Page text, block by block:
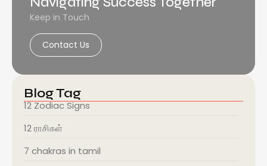
Keep in Touch
Contact Us
Blog Tag
12 Zodiac Signs
12 ராசிகள்
7 chakras in tamil